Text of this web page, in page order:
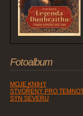
Fotoalbum
MOJE KNIHY
STVOŘENÝ PRO
SYN SEVERU